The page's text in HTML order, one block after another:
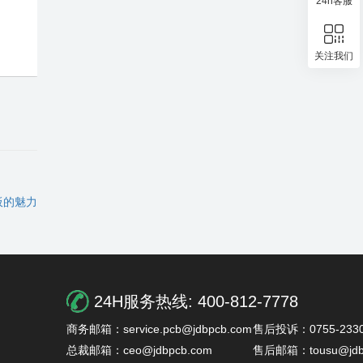
魅力
24H服务热线: 400-812-7778
商务邮箱：service.pcb@jdbpcb.com售后投诉：0755-
总裁邮箱：ceo@jdbpcb.com
售后邮箱：
关注我们